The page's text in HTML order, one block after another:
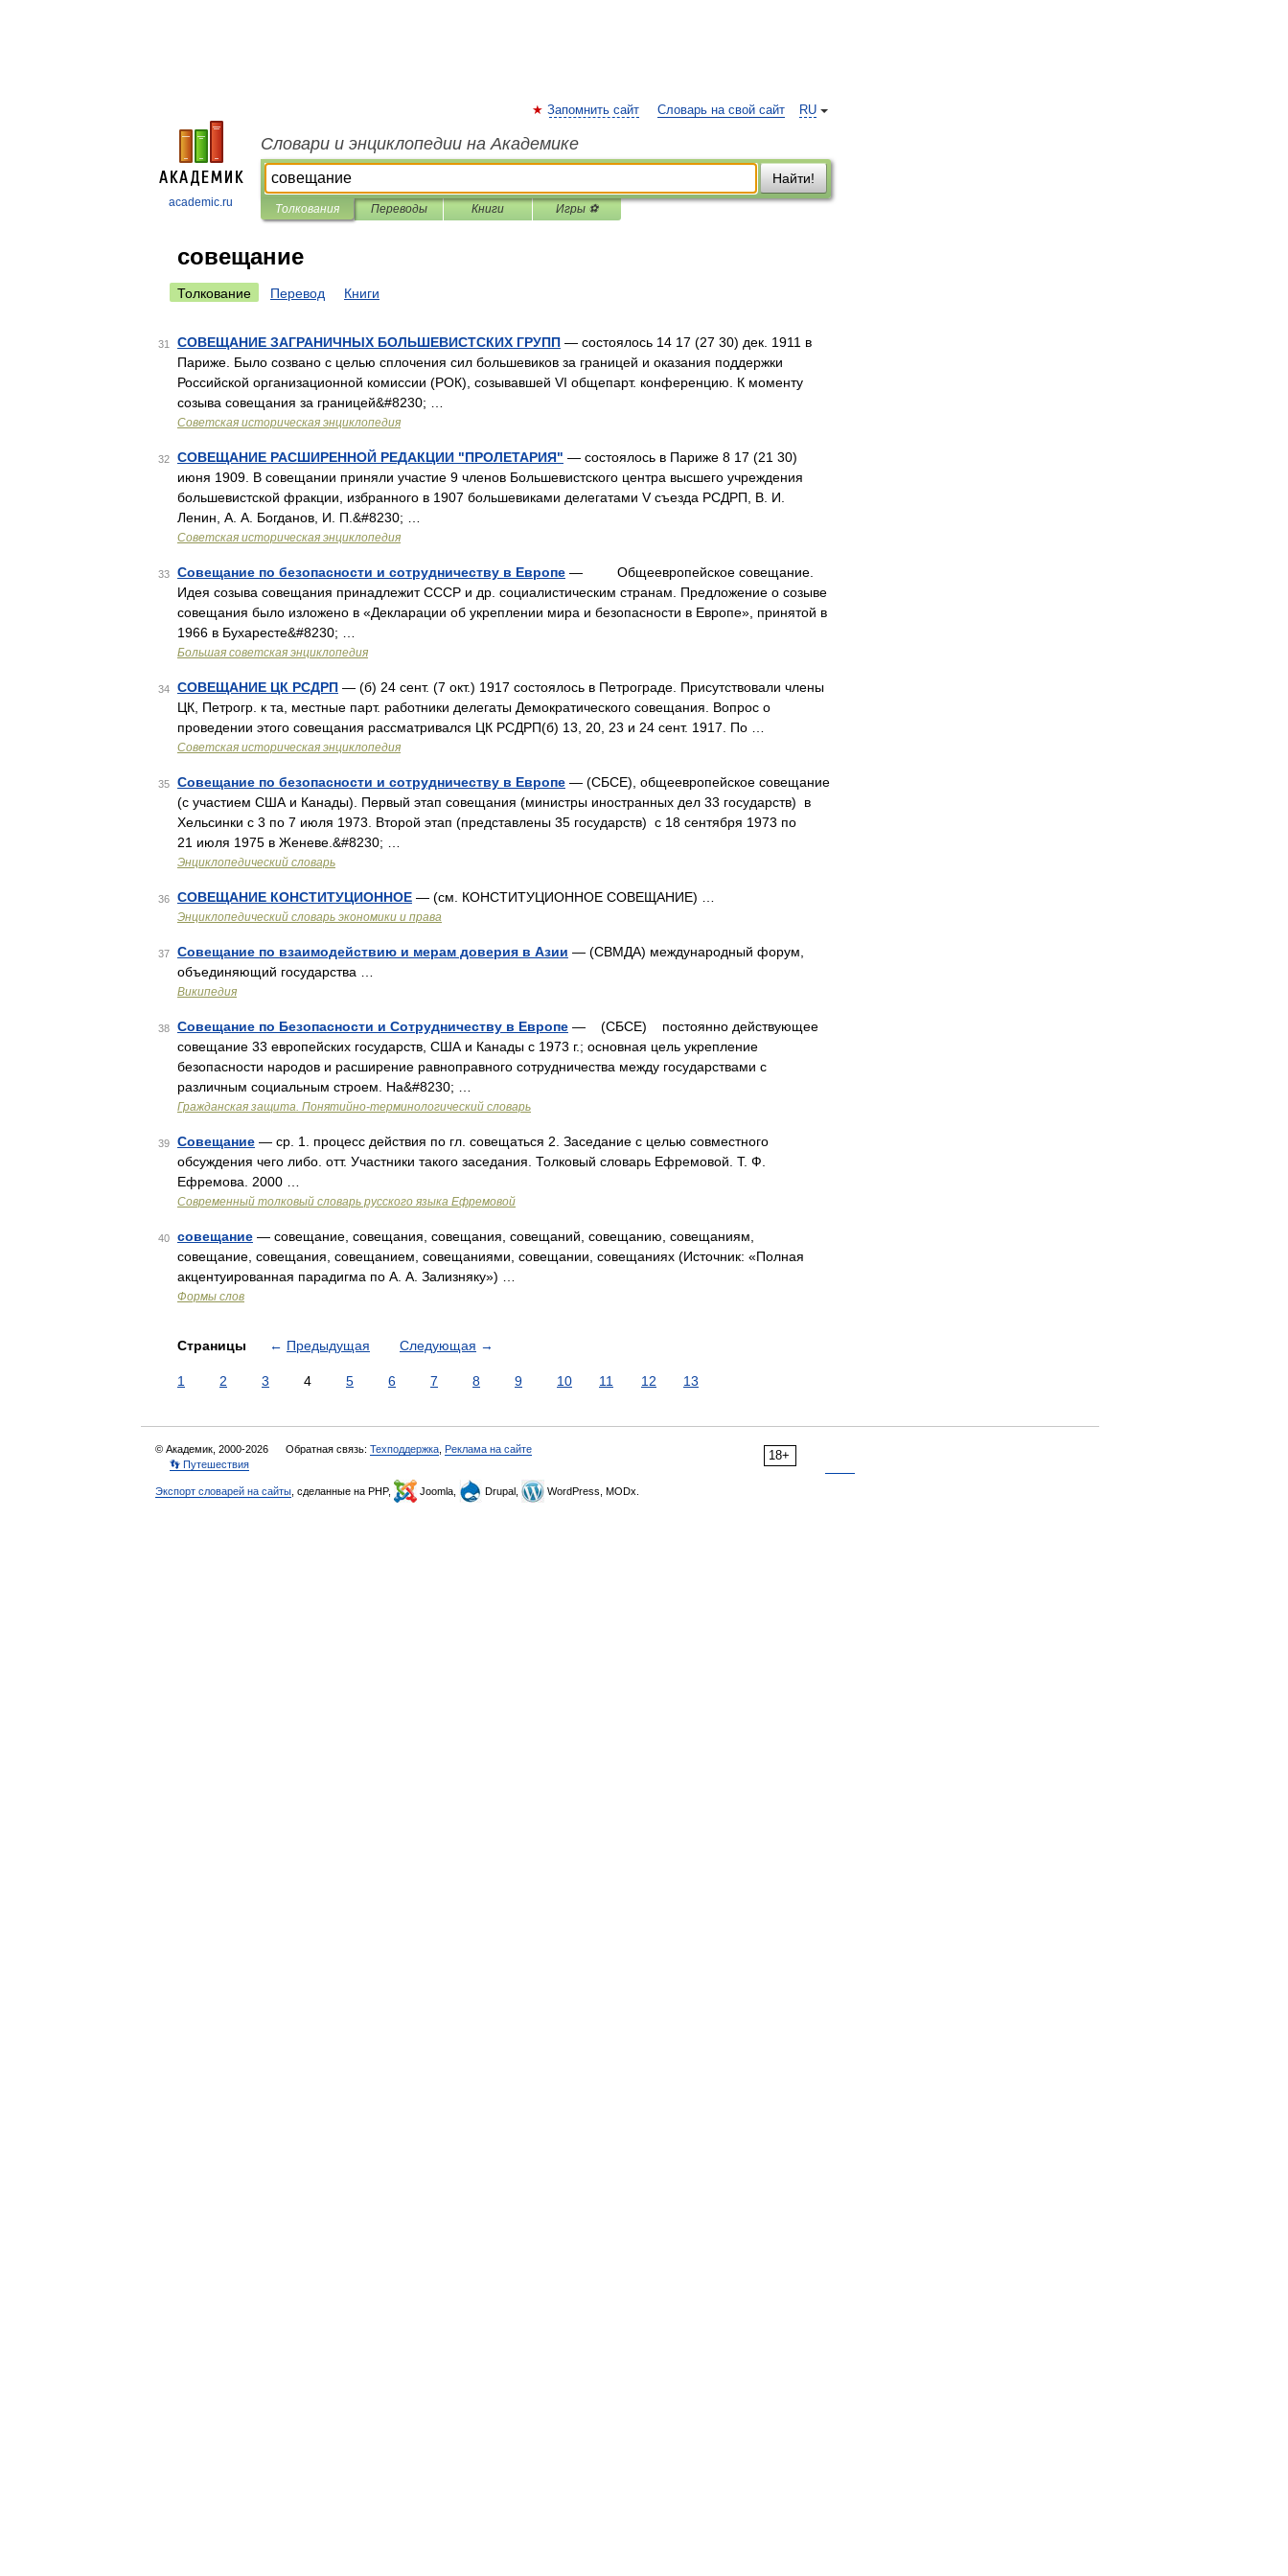
academic.ru
RU
Запомнить сайт Словарь на свой сайт
Словари и энциклопедии на Академике
Найти!
Толкования Переводы Книги Игры ⚽
совещание
Толкование Перевод Книги
31 СОВЕЩАНИЕ ЗАГРАНИЧНЫХ БОЛЬШЕВИСТСКИХ ГРУПП — состоялось 14 17 (27 30) дек. 1911 в
Париже. Было созвано с целью сплочения сил большевиков за границей и оказания поддержки
Российской организационной комиссии (РОК), созывавшей VI общепарт. конференцию. К моменту
созыва совещания за границей&#8230; …
Советская историческая энциклопедия
32 СОВЕЩАНИЕ РАСШИРЕННОЙ РЕДАКЦИИ "ПРОЛЕТАРИЯ" — состоялось в Париже 8 17 (21 30)
июня 1909. В совещании приняли участие 9 членов Большевистского центра высшего учреждения
большевистской фракции, избранного в 1907 большевиками делегатами V съезда РСДРП, В. И.
Ленин, А. А. Богданов, И. П.&#8230; …
Советская историческая энциклопедия
33 Совещание по безопасности и сотрудничеству в Европе — Общеевропейское совещание.
Идея созыва совещания принадлежит СССР и др. социалистическим странам. Предложение о созыве
совещания было изложено в «Декларации об укреплении мира и безопасности в Европе», принятой в
1966 в Бухаресте&#8230; …
Большая советская энциклопедия
34 СОВЕЩАНИЕ ЦК РСДРП — (б) 24 сент. (7 окт.) 1917 состоялось в Петрограде. Присутствовали члены
ЦК, Петрогр. к та, местные парт. работники делегаты Демократического совещания. Вопрос о
проведении этого совещания рассматривался ЦК РСДРП(б) 13, 20, 23 и 24 сент. 1917. По …
Советская историческая энциклопедия
35 Совещание по безопасности и сотрудничеству в Европе — (СБСЕ), общеевропейское совещание
(с участием США и Канады). Первый этап совещания (министры иностранных дел 33 государств) в
Хельсинки с 3 по 7 июля 1973. Второй этап (представлены 35 государств) с 18 сентября 1973 по
21 июля 1975 в Женеве.&#8230; …
Энциклопедический словарь
36 СОВЕЩАНИЕ КОНСТИТУЦИОННОЕ — (см. КОНСТИТУЦИОННОЕ СОВЕЩАНИЕ) …
Энциклопедический словарь экономики и права
37 Совещание по взаимодействию и мерам доверия в Азии — (СВМДА) международный форум,
объединяющий государства …
Википедия
38 Совещание по Безопасности и Сотрудничеству в Европе — (СБСЕ) постоянно действующее
совещание 33 европейских государств, США и Канады с 1973 г.; основная цель укрепление
безопасности народов и расширение равноправного сотрудничества между государствами с
различным социальным строем. На&#8230; …
Гражданская защита. Понятийно-терминологический словарь
39 Совещание — ср. 1. процесс действия по гл. совещаться 2. Заседание с целью совместного
обсуждения чего либо. отт. Участники такого заседания. Толковый словарь Ефремовой. Т. Ф.
Ефремова. 2000 …
Современный толковый словарь русского языка Ефремовой
40 совещание — совещание, совещания, совещания, совещаний, совещанию, совещаниям,
совещание, совещания, совещанием, совещаниями, совещании, совещаниях (Источник: «Полная
акцентуированная парадигма по А. А. Зализняку») …
Формы слов
Страницы ← Предыдущая Следующая →
1 2 3 4 5 6 7 8 9 10 11 12 13
18+
© Академик, 2000-2026 Обратная связь: Техподдержка Реклама на сайте
👣 Путешествия
Экспорт словарей на сайты , сделанные на PHP, Joomla, Drupal, WordPress, MODx.